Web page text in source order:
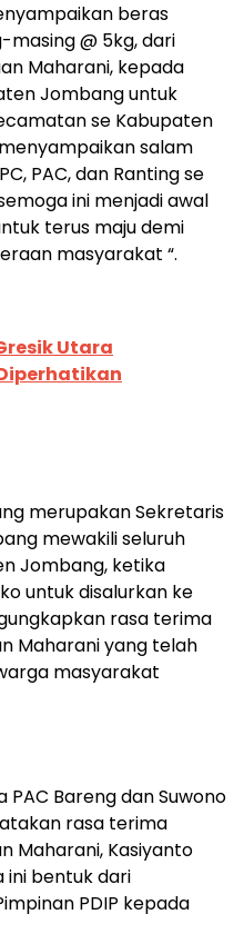
beras
@ 5kg, dari
Maharani, kepada
Jombang untuk
se Kabupaten
salam
PAC, dan Ranting se
ini menjadi awal
terus maju demi
masyarakat “.
Utara
merupakan Sekretaris
mewakili seluruh
Jombang, ketika
untuk disalurkan ke
rasa terima
Maharani yang telah
masyarakat
PAC Bareng dan Suwono
rasa terima
Maharani, Kasiyanto
ini bentuk dari
PDIP kepada